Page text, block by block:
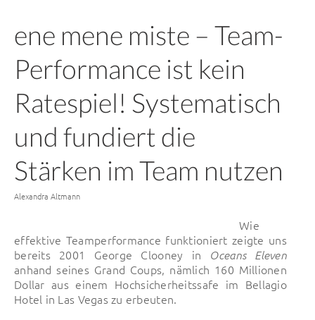
ene mene miste – Team-
Performance ist kein
Ratespiel! Systematisch
und fundiert die
Stärken im Team nutzen
Von
Alexandra Altmann
Wie
effektive Teamperformance funktioniert zeigte uns
bereits 2001 George Clooney in
Oceans Eleven
anhand seines Grand Coups, nämlich 160 Millionen
Dollar aus einem Hochsicherheitssafe im Bellagio
Hotel in Las Vegas zu erbeuten.